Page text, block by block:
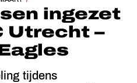
ingezet
Utrecht –
tijdens